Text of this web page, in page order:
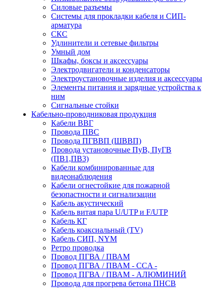
Силовые разъемы
Системы для прокладки кабеля и СИП-
арматура
СКС
Удлинители и сетевые фильтры
Умный дом
Шкафы, боксы и аксессуары
Электродвигатели и конденсаторы
Электроустановочные изделия и аксессуары
Элементы питания и зарядные устройства к
ним
Сигнальные стойки
Кабельно-проводниковая продукция
Кабели ВВГ
Провода ПВС
Провода ПГВВП (ШВВП)
Провода установочные ПуВ, ПуГВ
(ПВ1,ПВ3)
Кабели комбинированные для
видеонаблюдения
Кабели огнестойкие для пожарной
безопастности и сигнализации
Кабель акустический
Кабель витая пара U/UTP и F/UTP
Кабель КГ
Кабель коаксиальный (TV)
Кабель СИП, NYM
Ретро проводка
Провод ПГВА / ПВАМ
Провод ПГВА / ПВАМ - CCA -
Провод ПГВА / ПВАМ - АЛЮМИНИЙ
Провода для прогрева бетона ПНСВ